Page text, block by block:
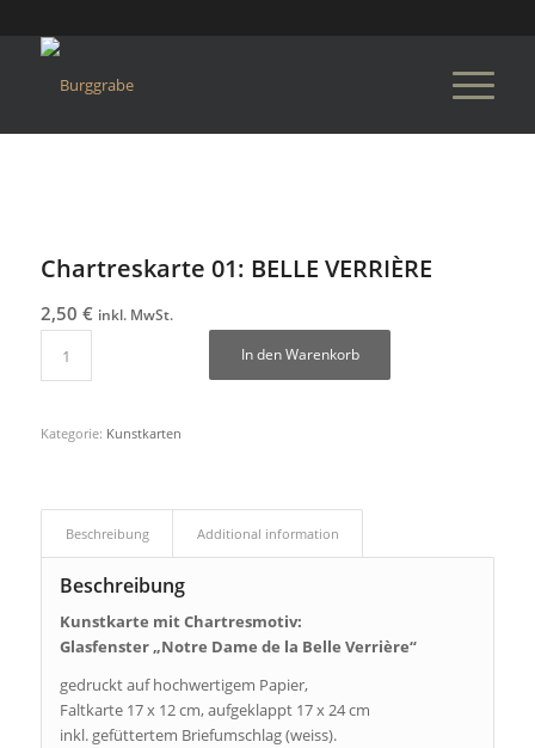
Chartreskarte 01: BELLE VERRIÈRE
2,50 € inkl. MwSt.
In den Warenkorb
Kategorie: Kunstkarten
Beschreibung Additional information
Beschreibung
Kunstkarte mit Chartresmotiv:
Glasfenster „Notre Dame de la Belle Verrière“
gedruckt auf hochwertigem Papier,
Faltkarte 17 x 12 cm, aufgeklappt 17 x 24 cm
inkl. gefüttertem Briefumschlag (weiss).